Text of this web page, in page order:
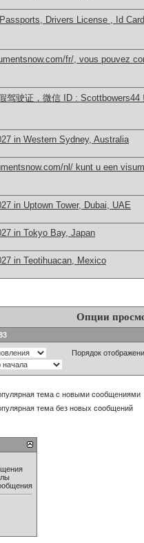
Drivers License , Id
fr/, vous pouvez
驾驶证，微信 ID :
in Western Sydney, Australia
nl/ kunt u een
in Uptown Tower, Dubai, UAE
in Tokyo Bay, Japan
in Teotihuacan, Mexico
Опции
Порядок
тема с новыми сообщениями
тема без новых сообщений